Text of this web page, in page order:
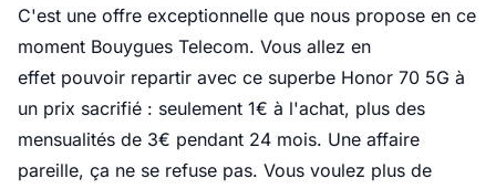
C'est une offre exceptionnelle que nous propose en ce
moment Bouygues Telecom. Vous allez en
effet pouvoir repartir avec ce superbe Honor 70 5G à
un prix sacrifié : seulement 1€ à l'achat, plus des
mensualités de 3€ pendant 24 mois. Une affaire
pareille, ça ne se refuse pas. Vous voulez plus de